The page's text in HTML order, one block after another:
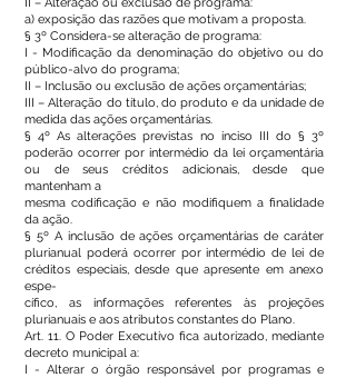
a) exposição das razões que motivam a proposta.
§ 3º Considera-se alteração de programa:
I - Modificação da denominação do objetivo ou do
público-alvo do programa;
II – Inclusão ou exclusão de ações orçamentárias;
III – Alteração do título, do produto e da unidade de
medida das ações orçamentárias.
§ 4º As alterações previstas no inciso III do § 3º
poderão ocorrer por intermédio da lei orçamentária
ou de seus créditos adicionais, desde que
mantenham a
mesma codificação e não modifiquem a finalidade
da ação.
§ 5º A inclusão de ações orçamentárias de caráter
plurianual poderá ocorrer por intermédio de lei de
créditos especiais, desde que apresente em anexo
espe-
cífico, as informações referentes às projeções
plurianuais e aos atributos constantes do Plano.
Art. 11. O Poder Executivo fica autorizado, mediante
decreto municipal a:
I - Alterar o órgão responsável por programas e